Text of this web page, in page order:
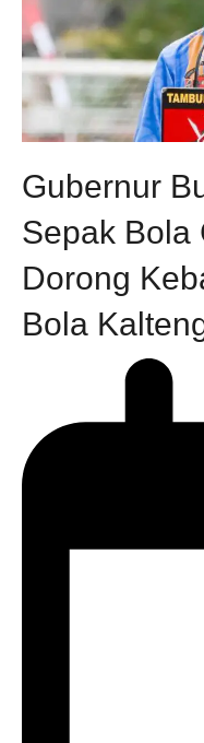
Gubernur
Sepak Bola
Dorong
Bola